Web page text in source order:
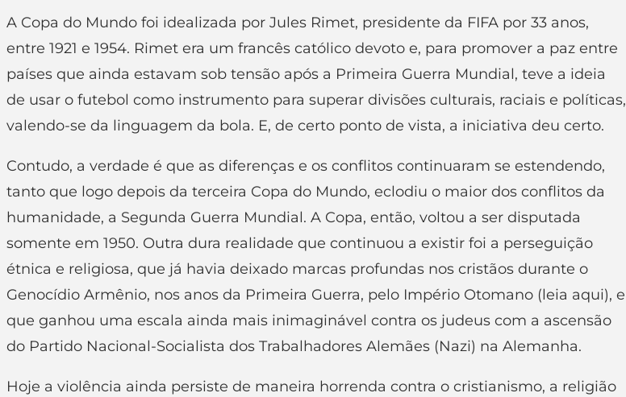
A Copa do Mundo foi idealizada por Jules Rimet, presidente da FIFA por 33 anos,
entre 1921 e 1954. Rimet era um francês católico devoto e, para promover a paz entre
países que ainda estavam sob tensão após a Primeira Guerra Mundial, teve a ideia
de usar o futebol como instrumento para superar divisões culturais, raciais e políticas,
valendo-se da linguagem da bola. E, de certo ponto de vista, a iniciativa deu certo.
Contudo, a verdade é que as diferenças e os conflitos continuaram se estendendo,
tanto que logo depois da terceira Copa do Mundo, eclodiu o maior dos conflitos da
humanidade, a Segunda Guerra Mundial. A Copa, então, voltou a ser disputada
somente em 1950. Outra dura realidade que continuou a existir foi a perseguição
étnica e religiosa, que já havia deixado marcas profundas nos cristãos durante o
Genocídio Armênio, nos anos da Primeira Guerra, pelo Império Otomano (leia aqui), e
que ganhou uma escala ainda mais inimaginável contra os judeus com a ascensão
do Partido Nacional-Socialista dos Trabalhadores Alemães (Nazi) na Alemanha.
Hoje a violência ainda persiste de maneira horrenda contra o cristianismo, a religião